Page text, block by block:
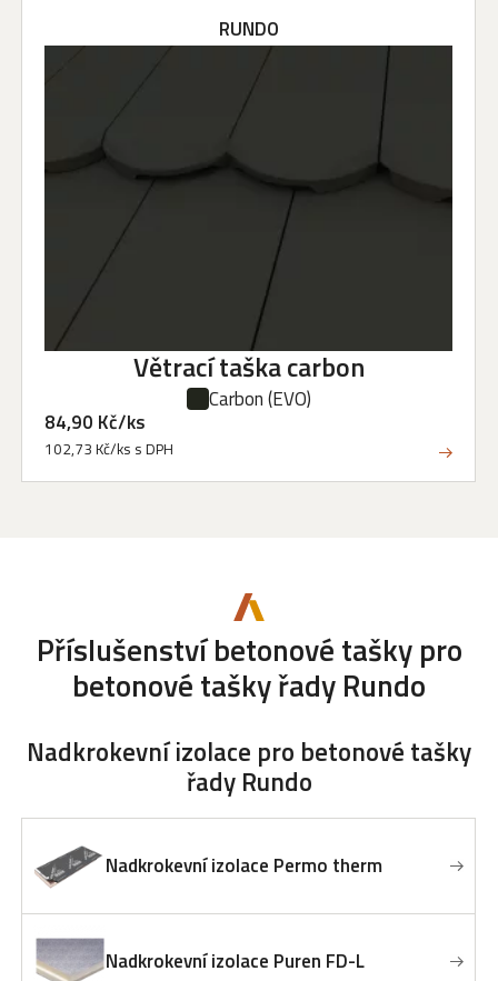
RUNDO
Větrací taška carbon
Carbon(EVO)
84,90 Kč/ks
102,73 Kč/ks s DPH
Příslušenství betonové taškypro
betonové tašky řady Rundo
Nadkrokevní izolace pro betonové tašky
řady Rundo
Nadkrokevní izolace Permo therm
Nadkrokevní izolace Puren FD-L